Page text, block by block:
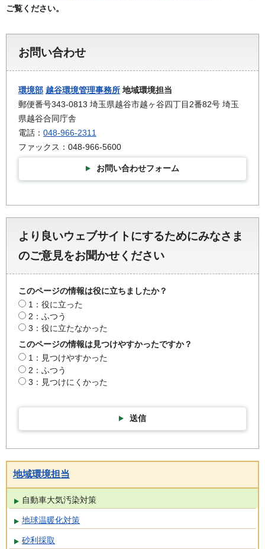
ご覧ください。
お問い合わせ
環境部 越谷環境管理事務所 地域環境担当
郵便番号343-0813 埼玉県越谷市越ヶ谷四丁目2番82号 埼玉
県越谷合同庁舎
電話： 048-966-2311
ファックス：048-966-5600
お問い合わせフォーム
より良いウェブサイトにするためにみなさま
のご意見をお聞かせください
このページの情報は役に立ちましたか？
1：役に立った
2：ふつう
3：役に立たなかった
このページの情報は見つけやすかったですか？
1：見つけやすかった
2：ふつう
3：見つけにくかった
送信
地域環境担当
自動車大気汚染対策
地球温暖化対策
砂利採取